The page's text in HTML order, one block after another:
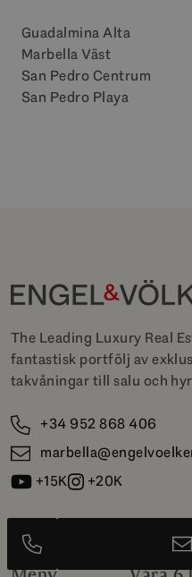
Guadalmina Alta
Marbella Väst
San Pedro Centrum
San Pedro Playa
The Leading Luxury Real
fantastisk portfölj av
takvåningar till salu och
+34 952 868 406
+15K
+20K